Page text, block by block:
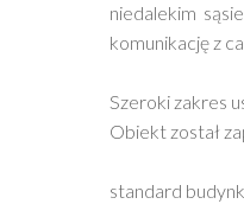
niedalekim
komunikację z
Szeroki zakres
Obiekt został
standard